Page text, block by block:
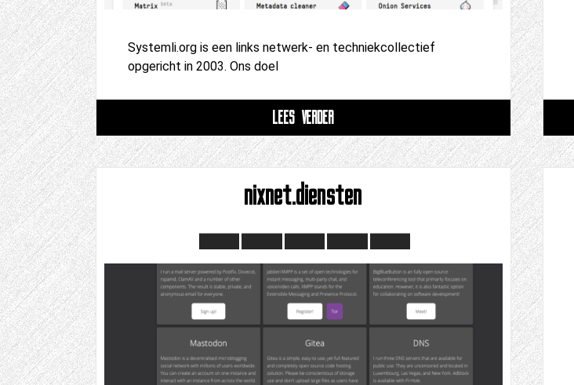
Systemli.org is een links netwerk- en techniekcollectief
opgericht in 2003. Ons doel
LEES VERDER
nixnet.diensten